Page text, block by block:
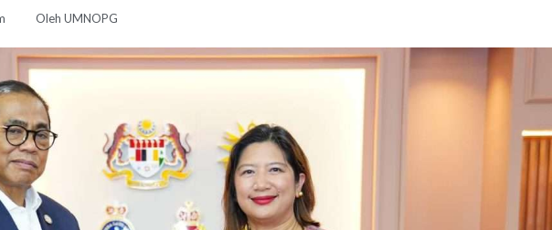
Oleh UMNOPG